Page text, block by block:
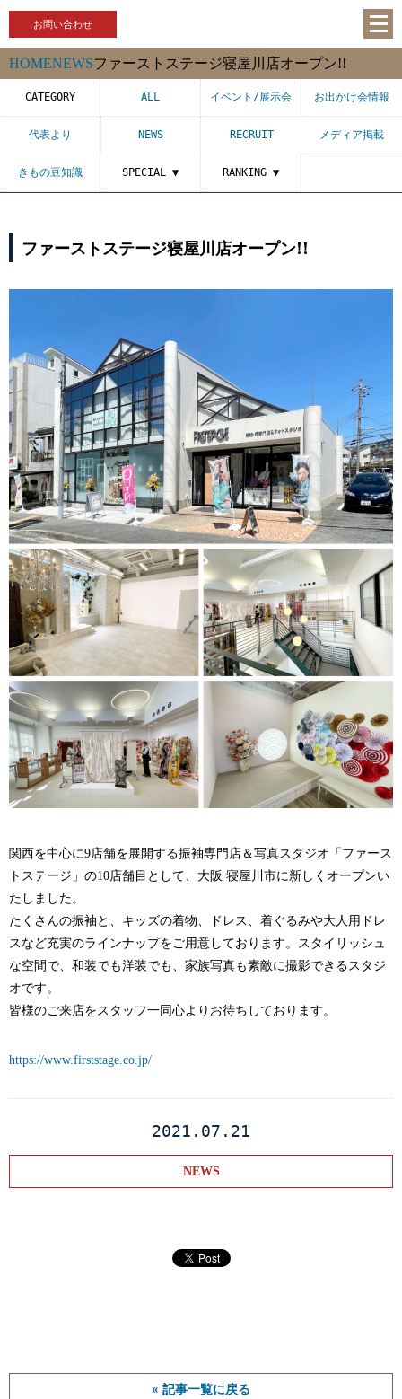
お問い合わせ
HOMENEWSファーストステージ寝屋川店オープン!!
CATEGORY ALL イベント/展示会 お出かけ会情報
代表より NEWS RECRUIT メディア掲載
きもの豆知識 SPECIAL ▼ RANKING ▼
ファーストステージ寝屋川店オープン!!
関西を中心に9店舗を展開する振袖専門店＆写真スタジオ「ファース
トステージ」の10店舗目として、大阪 寝屋川市に新しくオープンい
たしました。
たくさんの振袖と、キッズの着物、ドレス、着ぐるみや大人用ドレ
スなど充実のラインナップをご用意しております。スタイリッシュ
な空間で、和装でも洋装でも、家族写真も素敵に撮影できるスタジ
オです。
皆様のご来店をスタッフ一同心よりお待ちしております。
https://www.firststage.co.jp/
2021.07.21
NEWS
« 記事一覧に戻る